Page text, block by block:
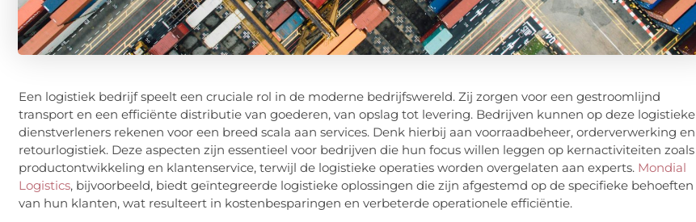
Een logistiek bedrijf speelt een cruciale rol in de moderne bedrijfswereld. Zij zorgen voor een gestroomlijnd
transport en een efficiënte distributie van goederen, van opslag tot levering. Bedrijven kunnen op deze logistieke
dienstverleners rekenen voor een breed scala aan services. Denk hierbij aan voorraadbeheer, orderverwerking en
retourlogistiek. Deze aspecten zijn essentieel voor bedrijven die hun focus willen leggen op kernactiviteiten zoals
productontwikkeling en klantenservice, terwijl de logistieke operaties worden overgelaten aan experts. Mondial
Logistics, bijvoorbeeld, biedt geïntegreerde logistieke oplossingen die zijn afgestemd op de specifieke behoeften
van hun klanten, wat resulteert in kostenbesparingen en verbeterde operationele efficiëntie.